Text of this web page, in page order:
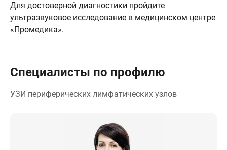
Для достоверной диагностики пройдите
ультразвуковое исследование в медицинском центре
«Промедика».
Специалисты по профилю
УЗИ периферических лимфатических узлов